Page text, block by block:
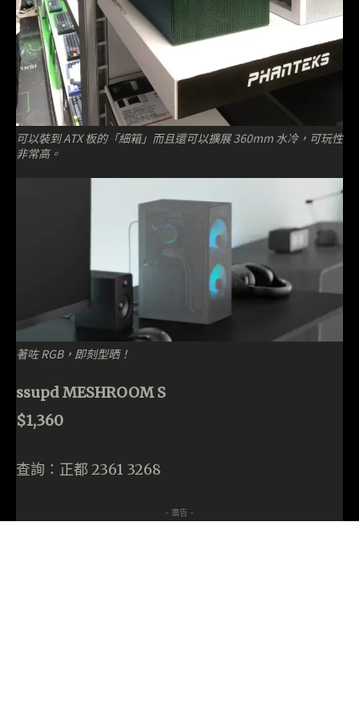
可以裝到 ATX 板的「細箱」而且還可以擴展 360mm 水冷，可玩性
非常高。
著咗 RGB，即刻型晒！
ssupd MESHROOM S
$1,360
查詢：正都 2361 3268
- 廣告 -